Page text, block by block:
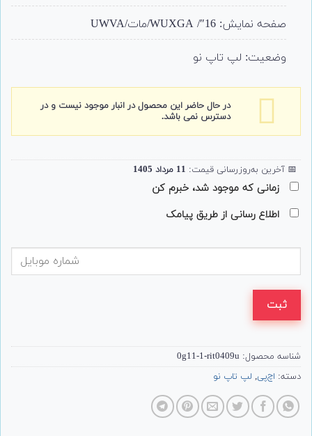
صفحه نمایش: 16″/ WUXGA/مات/UWVA
وضعیت: لپ تاپ نو
در حال حاضر این محصول در انبار موجود نیست و در
دسترس نمی باشد.
📅 آخرین به‌روزرسانی قیمت: 11 مرداد 1405
زمانی که موجود شد، خبرم کن
اطلاع رسانی از طریق پیامک
ثبت
شناسه محصول: 0g11-1-rit0409u
دسته: اچ‌پی, لپ تاپ نو